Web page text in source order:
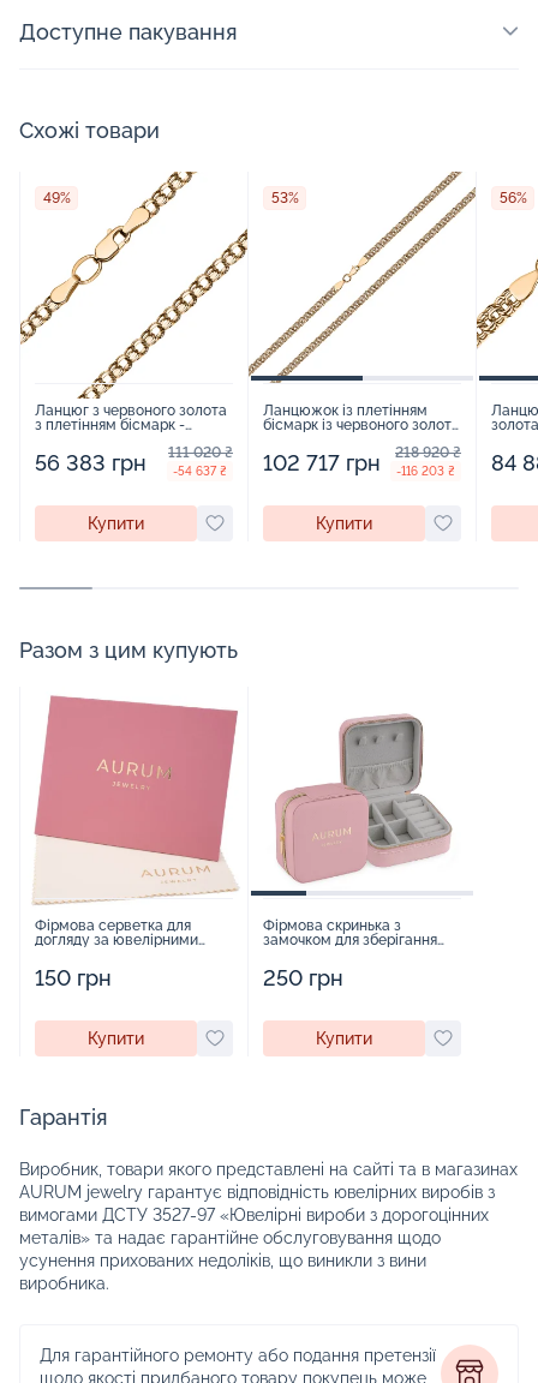
Доступне пакування
Схожі товари
49%
Ланцюг з червоного золота
з плетінням бісмарк -
56 383 грн 111 020 ₴
-54 637 ₴
Купити
53%
Ланцюжок із плетінням
бісмарк із червоного золота
102 717 грн 218 920 ₴
-116 203 ₴
Купити
56%
84
Разом з цим купують
Фірмова серветка для
догляду за ювелірними
150 грн
Купити
Фірмова скринька з
замочком для зберігання
250 грн
Купити
Гарантія
Виробник, товари якого представлені на сайті та в магазинах
AURUM jewelry гарантує відповідність ювелірних виробів з
вимогами ДСТУ 3527-97 «Ювелірні вироби з дорогоцінних
металів» та надає гарантійне обслуговування щодо
усунення прихованих недоліків, що виникли з вини
виробника.
Для гарантійного ремонту або подання претензії
щодо якості придбаного товару покупець може